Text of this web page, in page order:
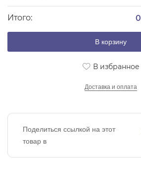
Итого: 0
В корзину
В избранное
Доставка и оплата
Поделиться ссылкой на этот
товар в